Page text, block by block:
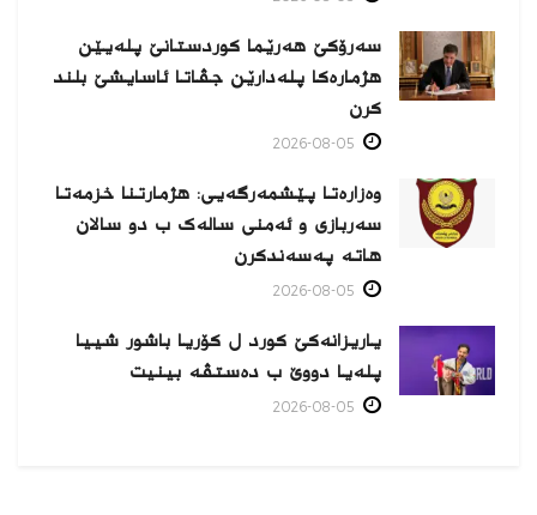
سەرۆکێ هەرێما کوردستانێ پلەیێن
هژمارەكا پلەدارێن جڤاتا ئاسایشێ بلند
كرن
وەزارەتا پێشمەرگەیی: هژمارتنا خزمەتا
سەربازی و ئەمنی سالەک ب دو سالان
هاتە پەسەندكرن
یاریزانەكێ کورد ل کۆریا باشور شییا
پلەیا دووێ ب دەستڤە بینیت